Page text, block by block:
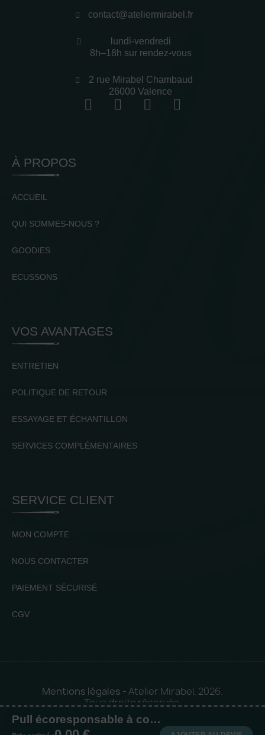
Pull écoresponsable à col rond homme
contact@ateliermirabel.fr
lundi-vendredi
8h–18h sur rendez-vous
2 rue Mirabel Chambaud
26000 Valence
À PROPOS
ACCUEIL
QUI SOMMES-NOUS ?
GOODIES
ECUSSONS
VOS AVANTAGES
ENTRETIEN
POLITIQUE DE RETOUR
ESSAYAGE ET ÉCHANTILLON
SERVICES COMPLÉMENTAIRES
SERVICE CLIENT
MON COMPTE
NOUS CONTACTER
PAIEMENT SÉCURISÉ
CGV
Mentions légales - Atelier Mirabel, 2026.
Tous droits réservés.
Mise en orbite 🪐 byLogia |